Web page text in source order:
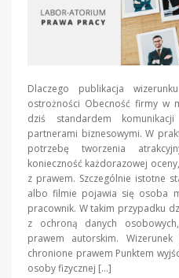
Dlaczego publikacja
ostrożności Obecność firmy w
dziś standardem
partnerami biznesowymi. W
potrzebę tworzenia
konieczność każdorazowej
z prawem. Szczególnie istotne
albo filmie pojawia się osoba
pracownik. W takim przypadku
z ochroną danych
prawem autorskim.
chronione prawem Punktem
osoby fizycznej […]